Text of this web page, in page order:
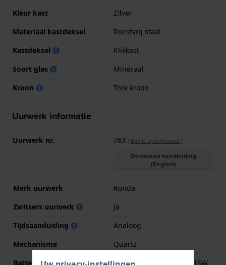
Kleur kast
Zilver
Materiaal kastdeksel
Roestvrij staal
Kastdeksel
Klikkast
Soort glas
Mineraal
Kroon
Trek kroon
Uurwerk informatie
Uurwerk nr. 763 ( Bekijk specificaties )
Download handleiding
(English)
Merk uurwerk
Ronda
Zwitsers uurwerk
Ja
Tijdsaanduiding
Analoog
Mechanisme
Quartz
Batterij
Renata R364 364 / SR621SW